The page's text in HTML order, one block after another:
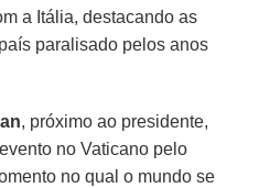
a Itália, destacando as
paralisado pelos anos
, próximo ao presidente,
no Vaticano pelo
no qual o mundo se